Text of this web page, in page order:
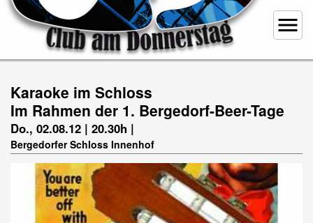
menu
Karaoke im Schloss
Im Rahmen der 1. Bergedorf-Beer-Tage
Do., 02.08.12 | 20.30h |
Bergedorfer Schloss Innenhof